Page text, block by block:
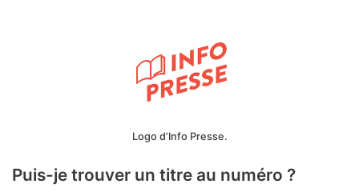
Logo d’Info Presse.
Puis-je trouver un titre au numéro ?